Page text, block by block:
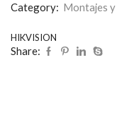
Category: Montajes y
HIKVISION
Share: